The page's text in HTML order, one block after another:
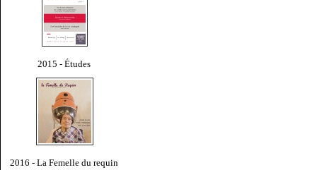
2015 - Études
2016 - La Femelle du requin